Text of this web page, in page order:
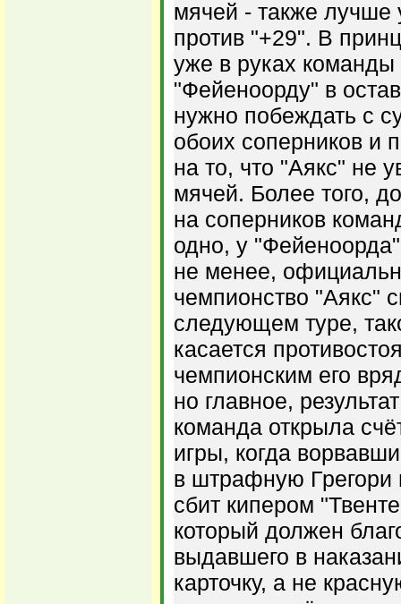
мячей - также лучше
против "+29". В
уже в руках команды
"Фейеноорду" в
нужно побеждать с
обоих соперников и
на то, что "Аякс" не
мячей. Более того,
на соперников
одно, у
не менее,
чемпионство "Аякс"
следующем туре,
касается
чемпионским его
но главное,
команда открыла
игры, когда
в штрафную
сбит кипером
который должен
выдавшего в
карточку, а не